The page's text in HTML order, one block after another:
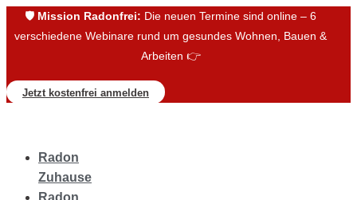
🛡️ Mission Radonfrei: Die neuen Termine sind online – 6
verschiedene Webinare rund um gesundes Wohnen, Bauen &
Arbeiten 👉
Jetzt kostenfrei anmelden
Radon
Zuhause
Radon